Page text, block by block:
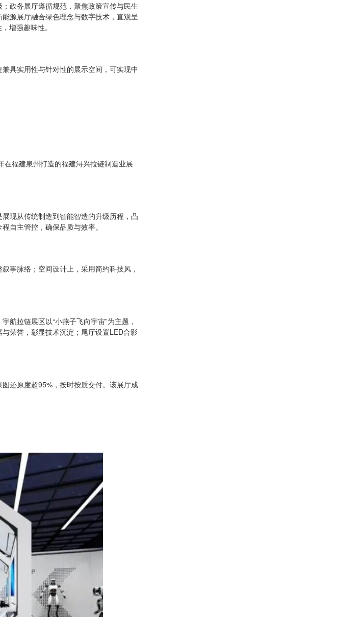
政务展厅遵循规范，聚焦政策宣传与民生
源展厅融合绿色理念与数字技术，直观呈
增强趣味性。
具实用性与针对性的展示空间，可实现中
福建泉州打造的福建浔兴拉链制造业展
现从传统制造到智能智造的升级历程，凸
自主管控，确保品质与效率。
事脉络；空间设计上，采用简约科技风，
航拉链展区以“小燕子飞向宇宙”为主题，
荣誉，彰显技术沉淀；尾厅设置LED合影
还原度超95%，按时按质交付。该展厅成